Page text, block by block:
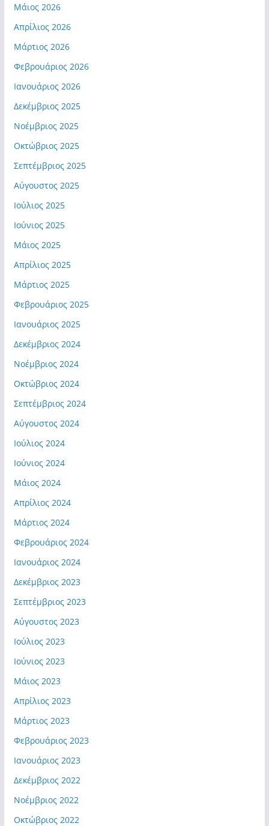
Μάιος 2026
Απρίλιος 2026
Μάρτιος 2026
Φεβρουάριος 2026
Ιανουάριος 2026
Δεκέμβριος 2025
Νοέμβριος 2025
Οκτώβριος 2025
Σεπτέμβριος 2025
Αύγουστος 2025
Ιούλιος 2025
Ιούνιος 2025
Μάιος 2025
Απρίλιος 2025
Μάρτιος 2025
Φεβρουάριος 2025
Ιανουάριος 2025
Δεκέμβριος 2024
Νοέμβριος 2024
Οκτώβριος 2024
Σεπτέμβριος 2024
Αύγουστος 2024
Ιούλιος 2024
Ιούνιος 2024
Μάιος 2024
Απρίλιος 2024
Μάρτιος 2024
Φεβρουάριος 2024
Ιανουάριος 2024
Δεκέμβριος 2023
Σεπτέμβριος 2023
Αύγουστος 2023
Ιούλιος 2023
Ιούνιος 2023
Μάιος 2023
Απρίλιος 2023
Μάρτιος 2023
Φεβρουάριος 2023
Ιανουάριος 2023
Δεκέμβριος 2022
Νοέμβριος 2022
Οκτώβριος 2022